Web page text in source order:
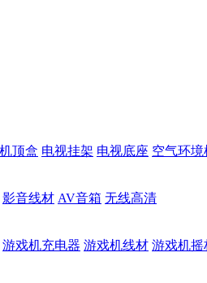
机顶盒 电视挂架 电视底座 空气环境
影音线材 AV音箱 无线高清
游戏机充电器 游戏机线材 游戏机摇